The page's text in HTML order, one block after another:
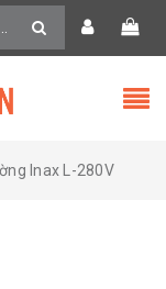
Inax L-280V